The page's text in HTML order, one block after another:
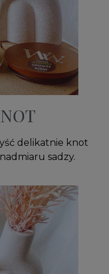
delikatnie knot
sadzy.